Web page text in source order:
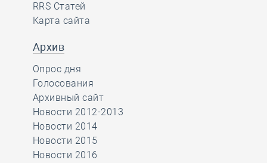
RRS Статей
Карта сайта
Архив
Опрос дня
Голосования
Архивный сайт
Новости 2012-2013
Новости 2014
Новости 2015
Новости 2016